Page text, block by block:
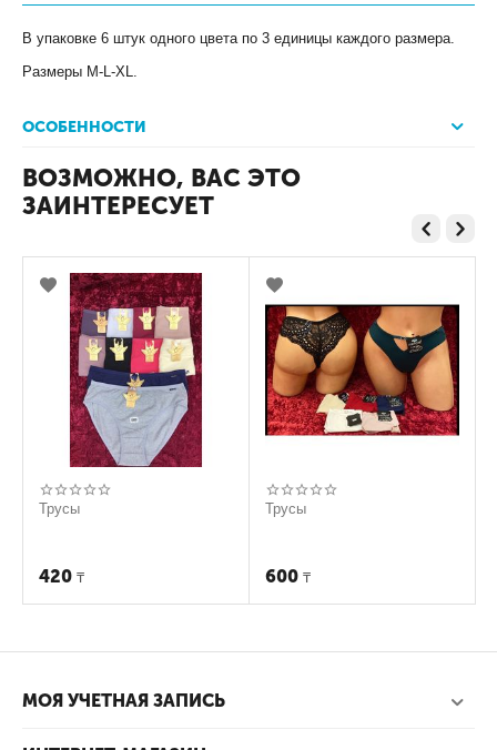
В упаковке 6 штук одного цвета по 3 единицы каждого размера.
Размеры M-L-XL.
ОСОБЕННОСТИ
ВОЗМОЖНО, ВАС ЭТО
ЗАИНТЕРЕСУЕТ
Трусы
420 ₸
Трусы
600 ₸
МОЯ УЧЕТНАЯ ЗАПИСЬ